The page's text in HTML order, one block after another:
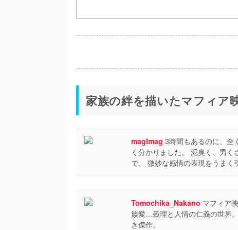
家族の絆を描いたマフィア
maglmag 3時間もあるのに、全
く分かりました。 泥臭く、男
で、 微妙な感情の表現をうまく
Tomochika_Nakano マフィア
族愛…義理と人情の仁義の世界
き傑作。